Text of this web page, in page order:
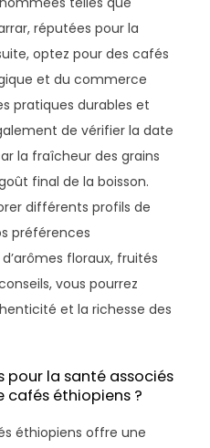
réputées pour la
optez pour des cafés
et du commerce
pratiques durables et
de vérifier la date
la fraîcheur des grains
final de la boisson.
différents profils de
préférences
d’arômes floraux, fruités
vous pourrez
et la richesse des
pour la santé associés
éthiopiens ?
éthiopiens offre une